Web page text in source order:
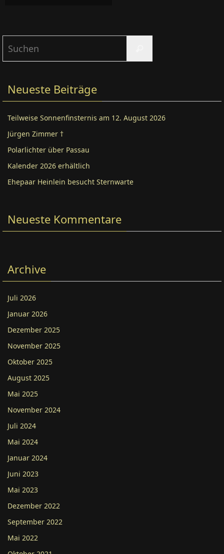
Neueste Beiträge
Teilweise Sonnenfinsternis am 12. August 2026
Jürgen Zimmer †
Polarlichter über Passau
Kalender 2026 erhältlich
Ehepaar Heinlein besucht Sternwarte
Neueste Kommentare
Archive
Juli 2026
Januar 2026
Dezember 2025
November 2025
Oktober 2025
August 2025
Mai 2025
November 2024
Juli 2024
Mai 2024
Januar 2024
Juni 2023
Mai 2023
Dezember 2022
September 2022
Mai 2022